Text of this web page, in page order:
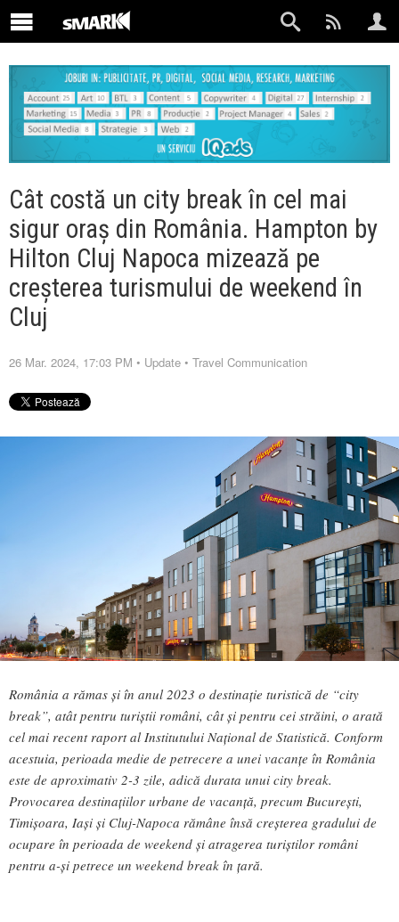
Cât costă un city break în cel mai
sigur oraș din România. Hampton by
Hilton Cluj Napoca mizează pe
creșterea turismului de weekend în
Cluj
26 Mar. 2024, 17:03 PM • Update • Travel Communication
România a rămas și în anul 2023 o destinație turistică de “city
break”, atât pentru turiștii români, cât și pentru cei străini, o arată
cel mai recent raport al Institutului Național de Statistică. Conform
acestuia, perioada medie de petrecere a unei vacanțe în România
este de aproximativ 2-3 zile, adică durata unui city break.
Provocarea destinațiilor urbane de vacanță, precum București,
Timișoara, Iași și Cluj-Napoca rămâne însă creșterea gradului de
ocupare în perioada de weekend și atragerea turiștilor români
pentru a-și petrece un weekend break în țară.